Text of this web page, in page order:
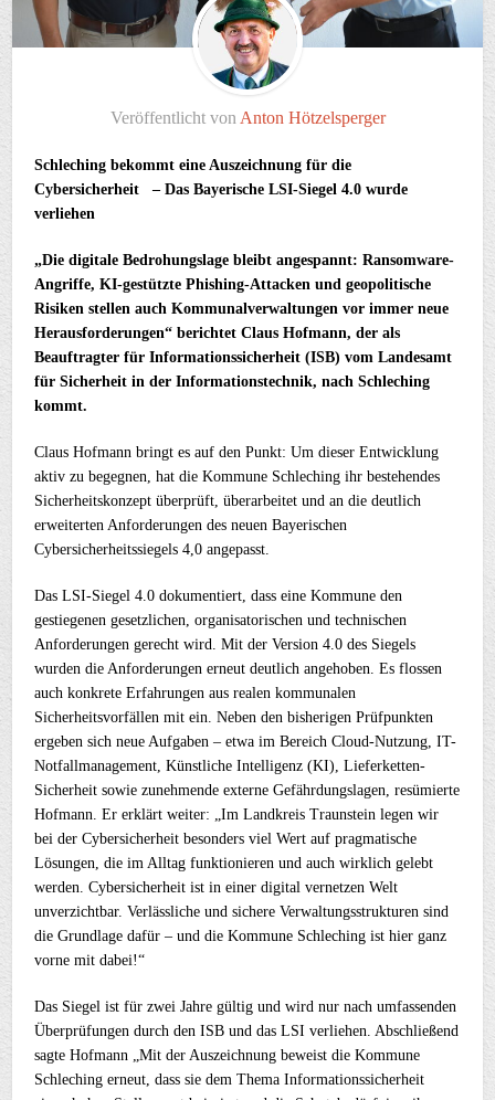
Veröffentlicht von Anton Hötzelsperger
Schleching bekommt eine Auszeichnung für die
Cybersicherheit –Das Bayerische LSI-Siegel 4.0 wurde
verliehen
„Die digitale Bedrohungslage bleibt angespannt: Ransomware-
Angriffe, KI-gestützte Phishing-Attacken und geopolitische
Risiken stellen auch Kommunalverwaltungen vor immer neue
Herausforderungen“ berichtet Claus Hofmann, der als
Beauftragter für Informationssicherheit (ISB) vom Landesamt
für Sicherheit in der Informationstechnik, nach Schleching
kommt.
Claus Hofmann bringt es auf den Punkt: Um dieser Entwicklung
aktiv zu begegnen, hat die Kommune Schleching ihr bestehendes
Sicherheitskonzept überprüft, überarbeitet und an die deutlich
erweiterten Anforderungen des neuen Bayerischen
Cybersicherheitssiegels 4,0 angepasst.
Das LSI-Siegel 4.0 dokumentiert, dass eine Kommune den
gestiegenen gesetzlichen, organisatorischen und technischen
Anforderungen gerecht wird. Mit der Version 4.0 des Siegels
wurden die Anforderungen erneut deutlich angehoben. Es flossen
auch konkrete Erfahrungen aus realen kommunalen
Sicherheitsvorfällen mit ein. Neben den bisherigen Prüfpunkten
ergeben sich neue Aufgaben – etwa im Bereich Cloud-Nutzung, IT-
Notfallmanagement, Künstliche Intelligenz (KI), Lieferketten-
Sicherheit sowie zunehmende externe Gefährdungslagen, resümierte
Hofmann. Er erklärt weiter: „Im Landkreis Traunstein legen wir
bei der Cybersicherheit besonders viel Wert auf pragmatische
Lösungen, die im Alltag funktionieren und auch wirklich gelebt
werden. Cybersicherheit ist in einer digital vernetzen Welt
unverzichtbar. Verlässliche und sichere Verwaltungsstrukturen sind
die Grundlage dafür – und die Kommune Schleching ist hier ganz
vorne mit dabei!“
Das Siegel ist für zwei Jahre gültig und wird nur nach umfassenden
Überprüfungen durch den ISB und das LSI verliehen. Abschließend
sagte Hofmann „Mit der Auszeichnung beweist die Kommune
Schleching erneut, dass sie dem Thema Informationssicherheit